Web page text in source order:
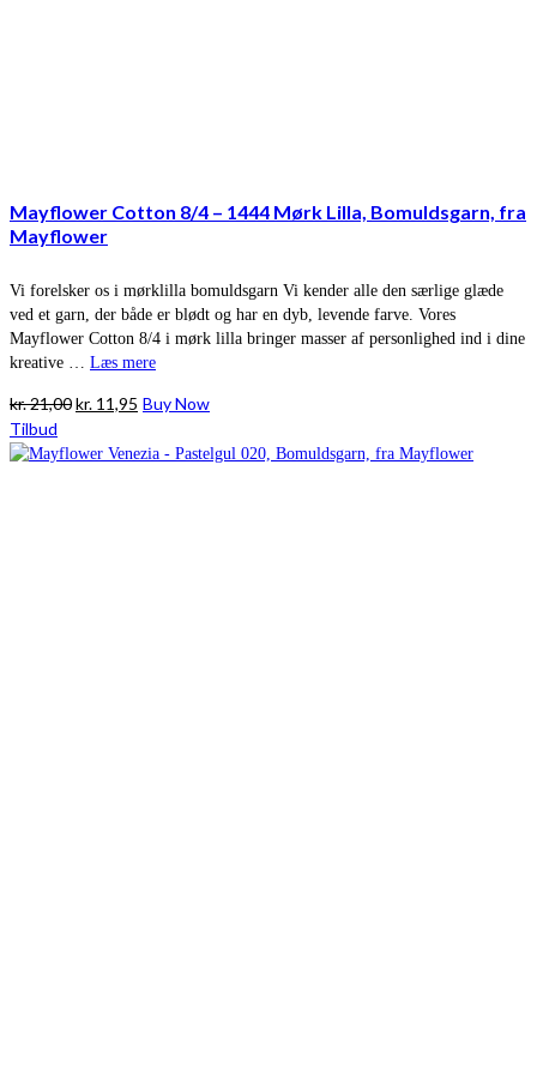
Mayflower Cotton 8/4 – 1444 Mørk Lilla, Bomuldsgarn, fra
Mayflower
Vi forelsker os i mørklilla bomuldsgarn Vi kender alle den særlige glæde
ved et garn, der både er blødt og har en dyb, levende farve. Vores
Mayflower Cotton 8/4 i mørk lilla bringer masser af personlighed ind i dine
kreative … Læs mere
kr.21,00Den
pris
kr. 11,95 Den
pris
Buy Now
Tilbud